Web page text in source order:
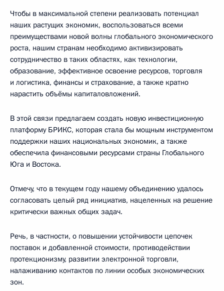
Чтобы в максимальной степени реализовать потенциал
наших растущих экономик, воспользоваться всеми
преимуществами новой волны глобального экономического
роста, нашим странам необходимо активизировать
сотрудничество в таких областях, как технологии,
образование, эффективное освоение ресурсов, торговля
и логистика, финансы и страхование, а также кратно
нарастить объёмы капиталовложений.
В этой связи предлагаем создать новую инвестиционную
платформу БРИКС, которая стала бы мощным инструментом
поддержки наших национальных экономик, а также
обеспечила финансовыми ресурсами страны Глобального
Юга и Востока.
Отмечу, что в текущем году нашему объединению удалось
согласовать целый ряд инициатив, нацеленных на решение
критически важных общих задач.
Речь, в частности, о повышении устойчивости цепочек
поставок и добавленной стоимости, противодействии
протекционизму, развитии электронной торговли,
налаживанию контактов по линии особых экономических
зон.